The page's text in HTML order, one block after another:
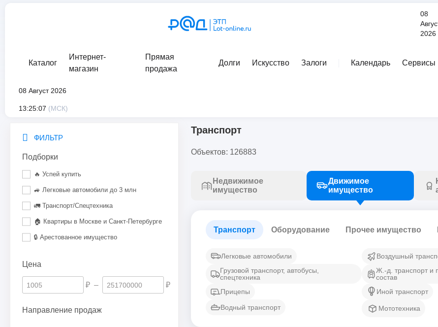
08
2026
Каталог
Интернет-
магазин
Прямая
продажа
Долги Искусство Залоги Календарь Сервисы
08 Август 2026
13:25:07 (МСК)
ФИЛЬТР
Подборки
🔥 Успей купить
🚙 Легковые автомобили до 3 млн
🚛 Транспорт/Спецтехника
🏠 Квартиры в Москве и Санкт-Петербурге
🔒 Арестованное имущество
Цена
₽ – ₽
Направление продаж
Транспорт
Объектов: 126883
Недвижимое
имущество
Движимое
имущество
Транспорт Оборудование Прочее имущество
Легковые автомобили
Грузовой транспорт, автобусы,
спецтехника
Прицепы
Водный транспорт
Воздушный
Ж.-д. транспорт и
состав
Иной транспорт
Мототехника